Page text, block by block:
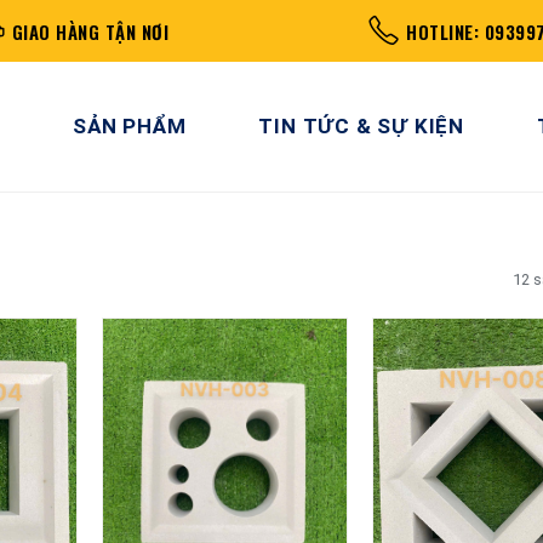
GIAO HÀNG TẬN NƠI HOTLINE:
SẢN PHẨM TIN TỨC & SỰ KIỆN
12